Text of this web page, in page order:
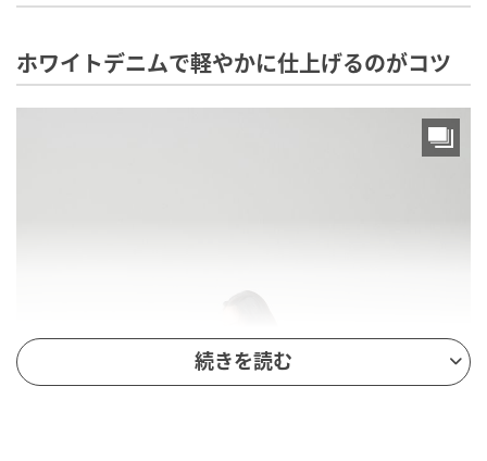
ホワイトデニムで軽やかに仕上げるのがコツ
続きを読む